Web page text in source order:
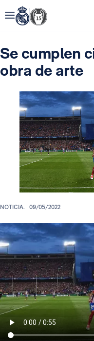
Se cumplen
obra de arte
NOTICIA. 09/05/2022